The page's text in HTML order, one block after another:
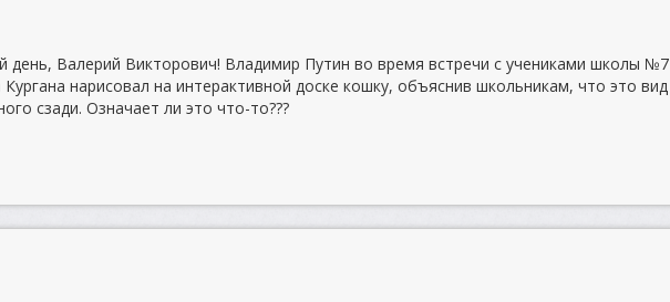
день, Валерий Викторович! Владимир Путин во время встречи с учениками школы №7
Кургана нарисовал на интерактивной доске кошку, объяснив школьникам, что это вид
сзади. Означает ли это что-то???